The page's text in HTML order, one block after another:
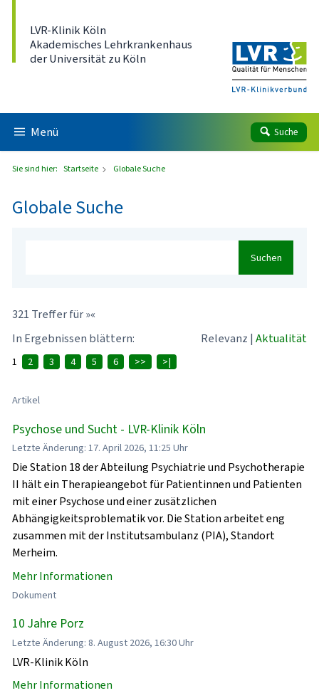
LVR-Klinik Köln
Akademisches Lehrkrankenhaus
der Universität zu Köln
Menü Suche
Sie sind hier: Startseite Globale Suche
Globale Suche
Suchen
321 Treffer für »«
In Ergebnissen blättern:
Relevanz | Aktualität
1 2 3 4 5 6 >> >|
Artikel
Psychose und Sucht - LVR-Klinik Köln
Letzte Änderung: 17. April 2026, 11:25 Uhr
Die Station 18 der Abteilung Psychiatrie und Psychotherapie
II hält ein Therapieangebot für Patientinnen und Patienten
mit einer Psychose und einer zusätzlichen
Abhängigkeitsproblematik vor. Die Station arbeitet eng
zusammen mit der Institutsambulanz (PIA), Standort
Merheim.
Mehr Informationen
Dokument
10 Jahre Porz
Letzte Änderung: 8. August 2026, 16:30 Uhr
LVR-Klinik Köln
Mehr Informationen